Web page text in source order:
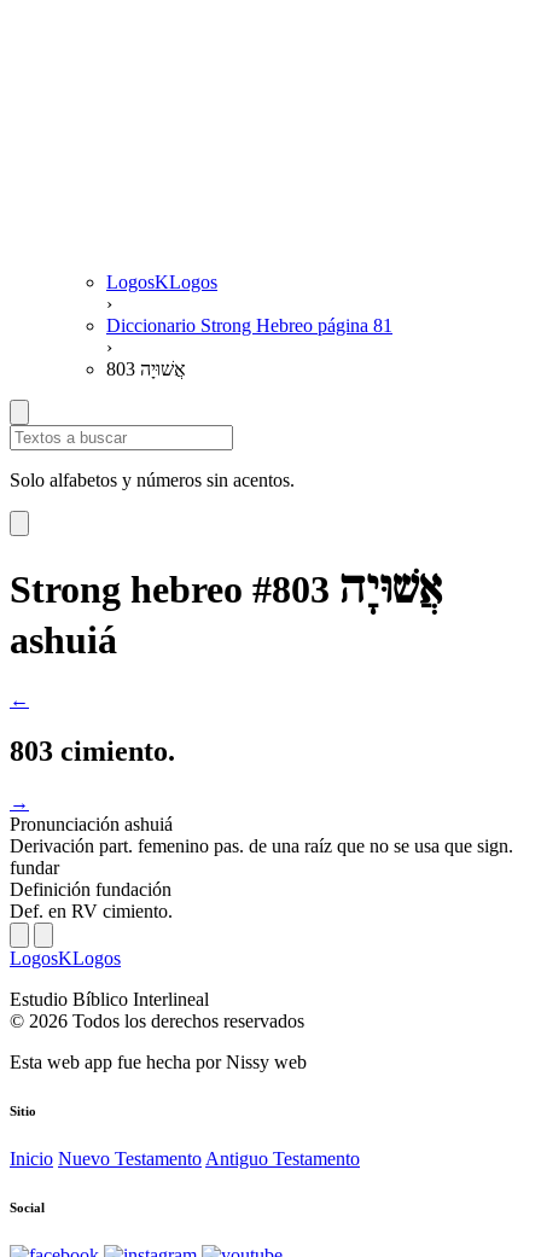
LogosKLogos
›
Diccionario Strong Hebreo página 81
›
803 אֲשׁוּיָה
Solo alfabetos y números sin acentos.
Strong hebreo #803 אֲשׁוּיָה
ashuiá
←
803 cimiento.
→
Pronunciación ashuiá
Derivación part. femenino pas. de una raíz que no se usa que sign.
fundar
Definición fundación
Def. en RV cimiento.
LogosKLogos
Estudio Bíblico Interlineal
© 2026 Todos los derechos reservados
Esta web app fue hecha porNissy web
Sitio
Inicio Nuevo Testamento Antiguo Testamento
Social